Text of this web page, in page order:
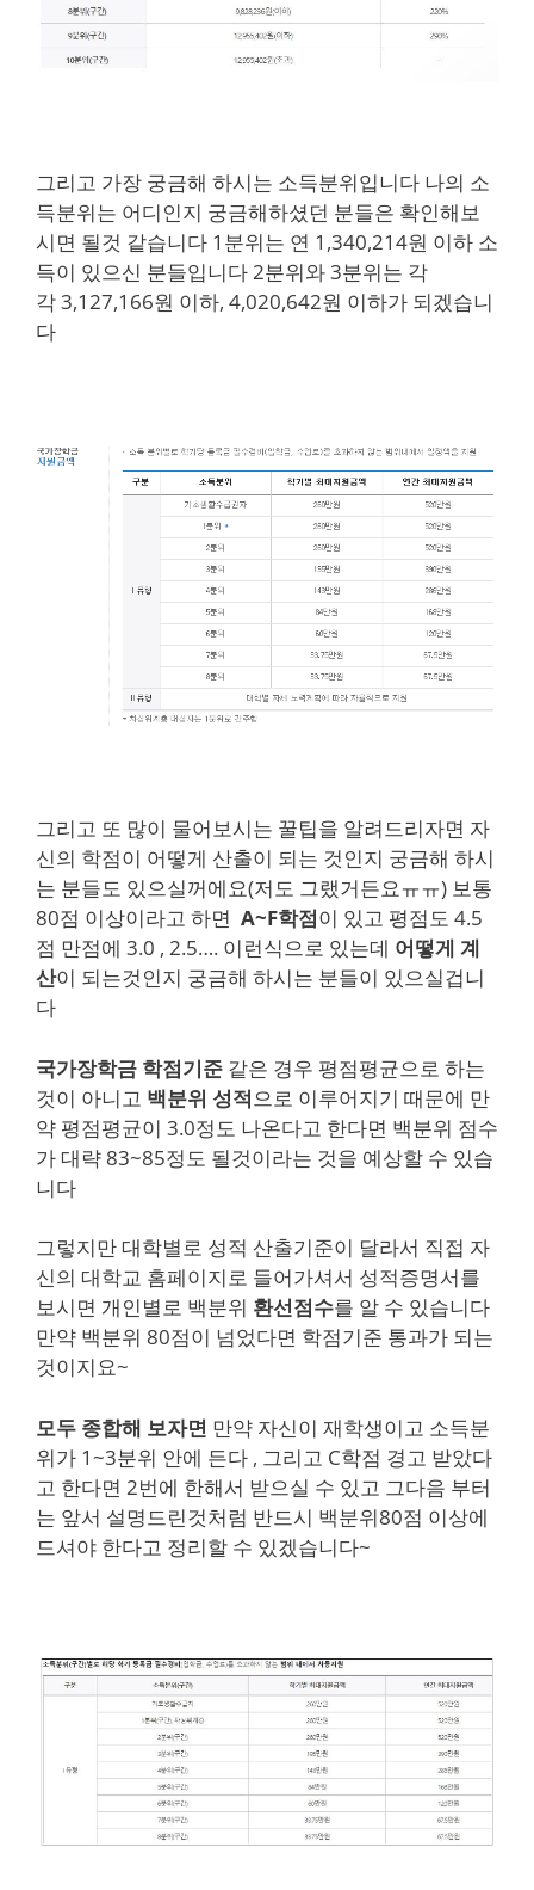
그리고 가장 궁금해 하시는 소득분위입니다 나의 소
득분위는 어디인지 궁금해하셨던 분들은 확인해보
시면 될것 같습니다 1분위는 연 1,340,214원 이하 소
득이 있으신 분들입니다 2분위와 3분위는 각
각 3,127,166원 이하, 4,020,642원 이하가 되겠습니
다
그리고 또 많이 물어보시는 꿀팁을 알려드리자면 자
신의 학점이 어떻게 산출이 되는 것인지 궁금해 하시
는 분들도 있으실꺼에요(저도 그랬거든요ㅠㅠ) 보통
80점 이상이라고 하면 A~F학점이 있고 평점도 4.5
점 만점에 3.0 , 2.5…. 이런식으로 있는데 어떻게 계
산이 되는것인지 궁금해 하시는 분들이 있으실겁니
다
국가장학금 학점기준 같은 경우 평점평균으로 하는
것이 아니고 백분위 성적으로 이루어지기 때문에 만
약 평점평균이 3.0정도 나온다고 한다면 백분위 점수
가 대략 83~85정도 될것이라는 것을 예상할 수 있습
니다
그렇지만 대학별로 성적 산출기준이 달라서 직접 자
신의 대학교 홈페이지로 들어가셔서 성적증명서를
보시면 개인별로 백분위 환선점수를 알 수 있습니다
만약 백분위 80점이 넘었다면 학점기준 통과가 되는
것이지요~
모두 종합해 보자면 만약 자신이 재학생이고 소득분
위가 1~3분위 안에 든다 , 그리고 C학점 경고 받았다
고 한다면 2번에 한해서 받으실 수 있고 그다음 부터
는 앞서 설명드린것처럼 반드시 백분위80점 이상에
드셔야 한다고 정리할 수 있겠습니다~